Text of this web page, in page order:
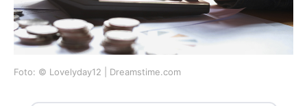
Foto: © Lovelyday12 | Dreamstime.com